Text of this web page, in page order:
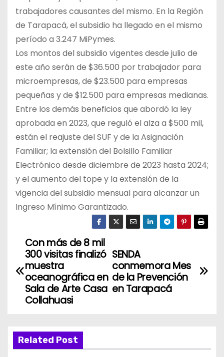
trabajadores causantes del mismo. En la Región
de Tarapacá, el subsidio ha llegado en el mismo
período a 3.247 MiPymes.
Los montos del subsidio vigentes desde julio de
este año serán de $36.500 por trabajador para
microempresas, de $23.500 para empresas
pequeñas y de $12.500 para empresas medianas.
Entre los demás beneficios que abordó la ley
aprobada en 2023, que reguló el alza a $500 mil,
están el reajuste del SUF y de la Asignación
Familiar; la extensión del Bolsillo Familiar
Electrónico desde diciembre de 2023 hasta 2024;
y el aumento del tope y la extensión de la
vigencia del subsidio mensual para alcanzar un
Ingreso Mínimo Garantizado.
N
a
g
a
SENDA
conmemora Mes
de la Prevención
en Tarapacá
Con más de 8 mil
300 visitas finalizó
muestra
oceanográfica en
Sala de Arte Casa
Collahuasi
Related Post